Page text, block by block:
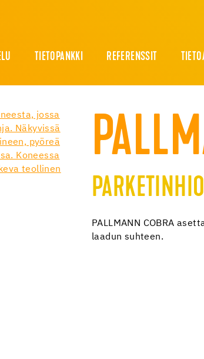
TIETOPANKKI REFERENSSIT
PALLMANN COBRA
laadun suhteen.